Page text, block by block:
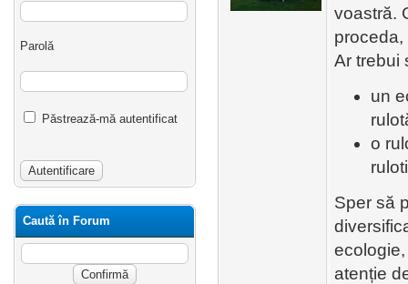
Parolă
Păstrează-mă autentificat
Caută în Forum
voastră.
Ar trebui
un
o
Sper să
atenție